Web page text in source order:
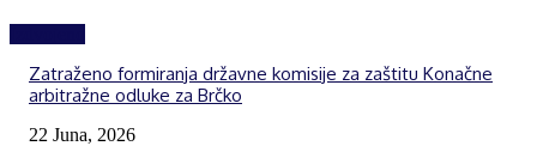
Zatraženo formiranja državne komisije za zaštitu Konačne
arbitražne odluke za Brčko
22 Juna, 2026